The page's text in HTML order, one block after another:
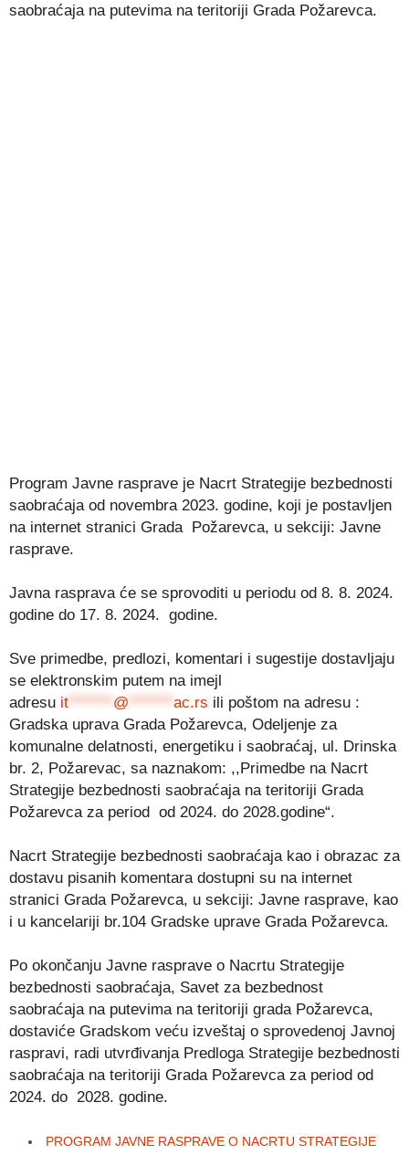
saobraćaja na putevima na teritoriji Grada Požarevca.
Program Javne rasprave je Nacrt Strategije bezbednosti
saobraćaja od novembra 2023. godine, koji je postavljen
na internet stranici Grada Požarevca, u sekciji: Javne
rasprave.
Javna rasprava će se sprovoditi u periodu od 8. 8. 2024.
godine do 17. 8. 2024. godine.
Sve primedbe, predlozi, komentari i sugestije dostavljaju
se elektronskim putem na imejl
adresu it ******* @ ******* ac.rs ili poštom na adresu :
Gradska uprava Grada Požarevca, Odeljenje za
komunalne delatnosti, energetiku i saobraćaj, ul. Drinska
br. 2, Požarevac, sa naznakom: ,,Primedbe na Nacrt
Strategije bezbednosti saobraćaja na teritoriji Grada
Požarevca za period od 2024. do 2028.godine“.
Nacrt Strategije bezbednosti saobraćaja kao i obrazac za
dostavu pisanih komentara dostupni su na internet
stranici Grada Požarevca, u sekciji: Javne rasprave, kao
i u kancelariji br.104 Gradske uprave Grada Požarevca.
Po okončanju Javne rasprave o Nacrtu Strategije
bezbednosti saobraćaja, Savet za bezbednost
saobraćaja na putevima na teritoriji grada Požarevca,
dostaviće Gradskom veću izveštaj o sprovedenoj Javnoj
raspravi, radi utvrđivanja Predloga Strategije bezbednosti
saobraćaja na teritoriji Grada Požarevca za period od
2024. do 2028. godine.
PROGRAM JAVNЕ RASPRAVЕ O NACRTU STRATЕGIJЕ